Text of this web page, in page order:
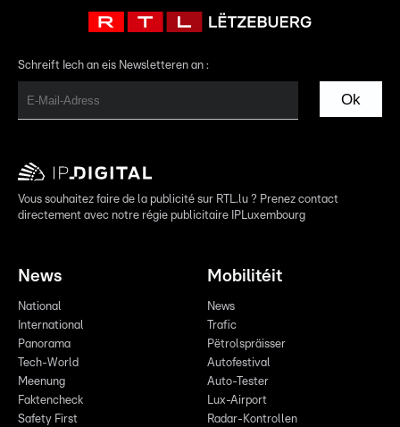
Schreift Iech an eis Newsletteren an :
Ok
Vous souhaitez faire de la publicité sur RTL.lu ? Prenez contact
directement avec notre régie publicitaire IPLuxembourg
News
National
International
Panorama
Tech-World
Meenung
Faktencheck
Safety First
Mobilitéit
News
Trafic
Pëtrolspräisser
Autofestival
Auto-Tester
Lux-Airport
Radar-Kontrollen